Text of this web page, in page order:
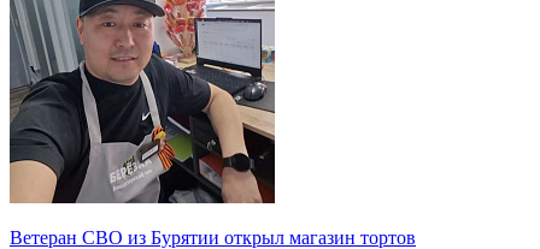
Ветеран СВО из Бурятии открыл магазин тортов